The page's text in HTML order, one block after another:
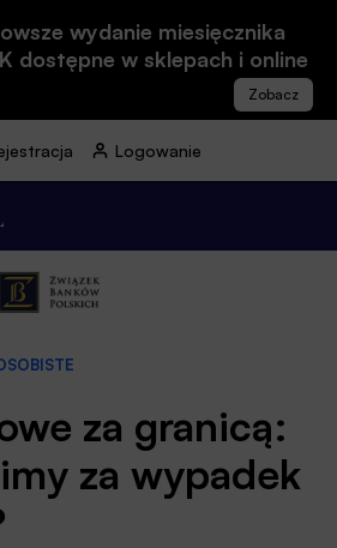
wydanie miesięcznika
dostępne w sklepach i online
Logowanie
za granicą:
za wypadek